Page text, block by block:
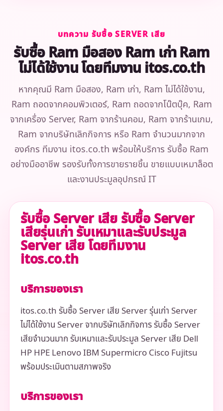
บทความ รับซื้อ SERVER เสีย
รับซื้อ Ram มือสอง Ram เก่า Ram
ไม่ได้ใช้งาน โดยทีมงาน itos.co.th
หากคุณมี Ram มือสอง, Ram เก่า, Ram ไม่ได้ใช้งาน,
Ram ถอดจากคอมพิวเตอร์, Ram ถอดจากโน๊ตบุ๊ค, Ram
จากเครื่อง Server, Ram จากร้านคอม, Ram จากร้านเกม,
Ram จากบริษัทเลิกกิจการ หรือ Ram จำนวนมากจาก
องค์กร ทีมงาน itos.co.th พร้อมให้บริการ รับซื้อ Ram
อย่างมืออาชีพ รองรับทั้งการขายรายชิ้น ขายแบบเหมาล็อต
และงานประมูลอุปกรณ์ IT
รับซื้อ Server เสีย รับซื้อ Server
เสียรุ่นเก่า รับเหมาและรับประมูล
Server เสีย โดยทีมงาน
itos.co.th
บริการของเรา
itos.co.th รับซื้อ Server เสีย Server รุ่นเก่า Server
ไม่ได้ใช้งาน Server จากบริษัทเลิกกิจการ รับซื้อ Server
เสียจำนวนมาก รับเหมาและรับประมูล Server เสีย Dell
HP HPE Lenovo IBM Supermicro Cisco Fujitsu
พร้อมประเมินตามสภาพจริง
บริการของเรา